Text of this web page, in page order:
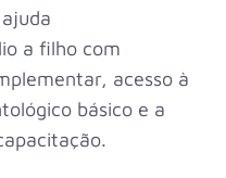
a filho com
acesso à
básico e a